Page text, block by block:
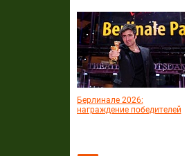
Берлинале 2026:
награждение победителей